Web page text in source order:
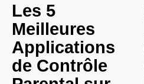
Les 5
Meilleures
Applications
de Contrôle